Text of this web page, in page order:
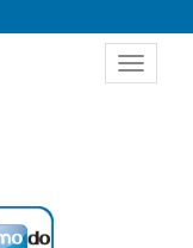
Toggle